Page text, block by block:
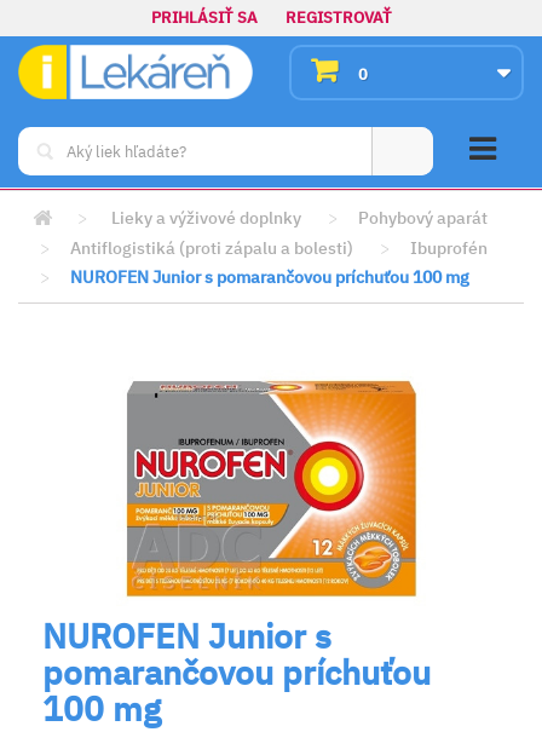
PRIHLÁSIŤ SA REGISTROVAŤ
0
> Lieky a výživové doplnky >
Pohybový aparát
>
Antiflogistiká (proti zápalu a bolesti) >
Ibuprofén
>
NUROFEN Junior s pomarančovou príchuťou 100 mg
NUROFEN Junior s
pomarančovou príchuťou
100 mg